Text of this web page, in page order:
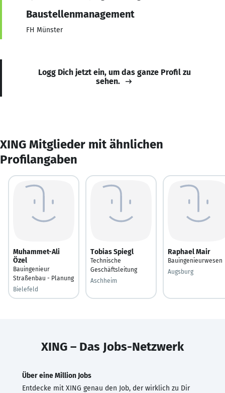
Baustellenmanagement
FH Münster
Logg Dich jetzt ein, um das ganze Profil zu
sehen.
XING Mitglieder mit ähnlichen
Profilangaben
Muhammet-Ali
Özel
Bauingenieur
Straßenbau - Planung
Bielefeld
Tobias Spiegl
Technische
Geschäftsleitung
Aschheim
Raphael Mair
Bauingenieurwesen
Augsburg
XING – Das Jobs-Netzwerk
Über eine Million Jobs
Entdecke mit XING genau den Job, der wirklich zu Dir